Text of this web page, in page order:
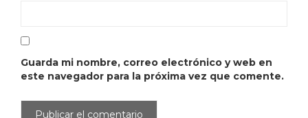
Guarda mi nombre, correo electrónico y web en
este navegador para la próxima vez que comente.